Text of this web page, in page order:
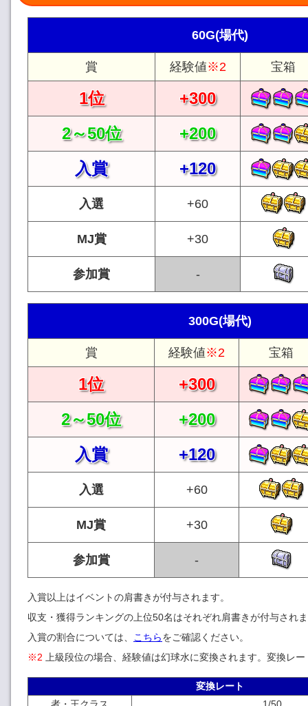
60G(場代)
賞 経験値※2 宝箱
1位
+300
2～50位
+200
入賞
+120
入選 +60
MJ賞 +30
参加賞
300G(場代)
賞 経験値※2 宝箱
1位
+300
2～50位
+200
入賞
+120
入選 +60
MJ賞 +30
参加賞
入賞以上はイベントの肩書きが付与されます。
収支・獲得ランキングの上位50名はそれぞれ肩書きが付与され
入賞の割合については、
こちらをご確認ください。
※2 上級段位の場合、経験値は幻球水に変換されます。変換レ
変換レート